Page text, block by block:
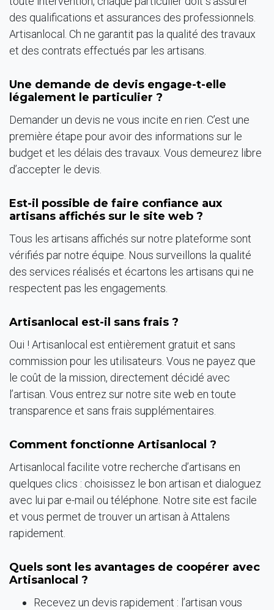
des qualifications et assurances des professionnels.
Artisanlocal. Ch ne garantit pas la qualité des travaux
et des contrats effectués par les artisans.
Une demande de devis engage-t-elle
légalement le particulier ?
Demander un devis ne vous incite en rien. C’est une
première étape pour avoir des informations sur le
budget et les délais des travaux. Vous demeurez libre
d’accepter le devis.
Est-il possible de faire confiance aux
artisans affichés sur le site web ?
Tous les artisans affichés sur notre plateforme sont
vérifiés par notre équipe. Nous surveillons la qualité
des services réalisés et écartons les artisans qui ne
respectent pas les engagements.
Artisanlocal est-il sans frais ?
Oui ! Artisanlocal est entièrement gratuit et sans
commission pour les utilisateurs. Vous ne payez que
le coût de la mission, directement décidé avec
l’artisan. Vous entrez sur notre site web en toute
transparence et sans frais supplémentaires.
Comment fonctionne Artisanlocal ?
Artisanlocal facilite votre recherche d’artisans en
quelques clics : choisissez le bon artisan et dialoguez
avec lui par e-mail ou téléphone. Notre site est facile
et vous permet de trouver un artisan à Attalens
rapidement.
Quels sont les avantages de coopérer avec
Artisanlocal ?
Recevez un devis rapidement : l’artisan vous